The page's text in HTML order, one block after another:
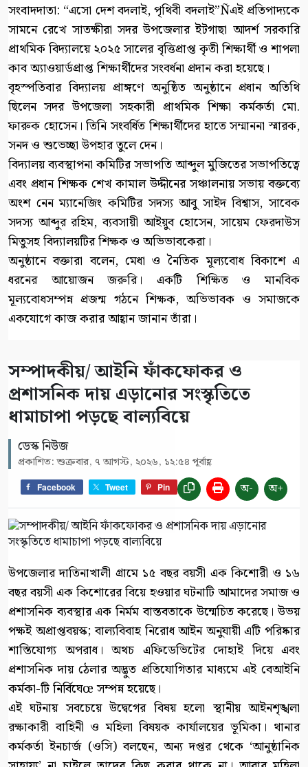
সংবাদদাতা: “এসো দেশ বদলাই, পৃথিবী বদলাই”Ñএই প্রতিপাদ্যকে
সামনে রেখে সাতক্ষীরা সদর উপজেলার ইটগাছা আদর্শ সরকারি
প্রাথমিক বিদ্যালয়ে ২০২৫ সালের বৃত্তিপ্রাপ্ত কৃতী শিক্ষার্থী ও শাপলা
কাব অ্যাওয়ার্ডপ্রাপ্ত শিক্ষার্থীদের সংবর্ধনা প্রদান করা হয়েছে।
বৃহস্পতিবার বিদ্যালয় প্রাঙ্গণে অনুষ্ঠিত অনুষ্ঠানে প্রধান অতিথি
ছিলেন সদর উপজেলা সহকারী প্রাথমিক শিক্ষা কর্মকর্তা মো.
ফারুক হোসেন। তিনি সংবর্ধিত শিক্ষার্থীদের হাতে সম্মাননা স্মারক,
সনদ ও শুভেচ্ছা উপহার তুলে দেন।
বিদ্যালয় ব্যবস্থাপনা কমিটির সভাপতি আব্দুল মুজিতের সভাপতিত্বে
এবং প্রধান শিক্ষক শেখ কামাল উদ্দীনের সঞ্চালনায় সভায় বক্তব্যে
অংশ নেন ম্যানেজিং কমিটির সদস্য আবু সাইদ বিশ্বাস, সাবেক
সদস্য আব্দুর রহিম, ব্যবসায়ী আইয়ুব হোসেন, সায়েম ফেরদাউস
মিতুসহ বিদ্যালয়টির শিক্ষক ও অভিভাবকেরা।
অনুষ্ঠানে বক্তারা বলেন, মেধা ও নৈতিক মূল্যবোধ বিকাশে এ
ধরনের আয়োজন জরুরি। একটি শিক্ষিত ও মানবিক
মূল্যবোধসম্পন্ন প্রজন্ম গঠনে শিক্ষক, অভিভাবক ও সমাজকে
একযোগে কাজ করার আহ্বান জানান তাঁরা।
সম্পাদকীয়/ আইনি ফাঁকফোকর ও
প্রশাসনিক দায় এড়ানোর সংস্কৃতিতে
ধামাচাপা পড়ছে বাল্যবিয়ে
ডেস্ক নিউজ
প্রকাশিত: শুক্রবার, ৭ আগস্ট, ২০২৬, ১২:৫৪ পূর্বাহ্ণ
Facebook Tweet Pin অ- অ+
উপজেলার দাতিনাখালী গ্রামে ১৫ বছর বয়সী এক কিশোরী ও ১৬
বছর বয়সী এক কিশোরের বিয়ে হওয়ার ঘটনাটি আমাদের সমাজ ও
প্রশাসনিক ব্যবস্থার এক নির্মম বাস্তবতাকে উন্মেচিত করেছে। উভয়
পক্ষই অপ্রাপ্তবয়স্ক; বাল্যবিবাহ নিরোধ আইন অনুযায়ী এটি পরিষ্কার
শাস্তিযোগ্য অপরাধ। অথচ এফিডেভিটের দোহাই দিয়ে এবং
প্রশাসনিক দায় ঠেলার অদ্ভুত প্রতিযোগিতার মাধ্যমে এই বেআইনি
কর্মকা-টি নির্বিঘেœ সম্পন্ন হয়েছে।
এই ঘটনায় সবচেয়ে উদ্বেগের বিষয় হলো স্থানীয় আইনশৃঙ্খলা
রক্ষাকারী বাহিনী ও মহিলা বিষয়ক কার্যালয়ের ভূমিকা। থানার
কর্মকর্তা ইনচার্জ (ওসি) বলছেন, অন্য দপ্তর থেকে ‘আনুষ্ঠানিক